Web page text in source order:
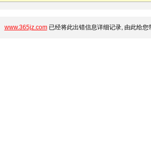
www.365jz.com已经将此出错信息详细记录, 由此给您